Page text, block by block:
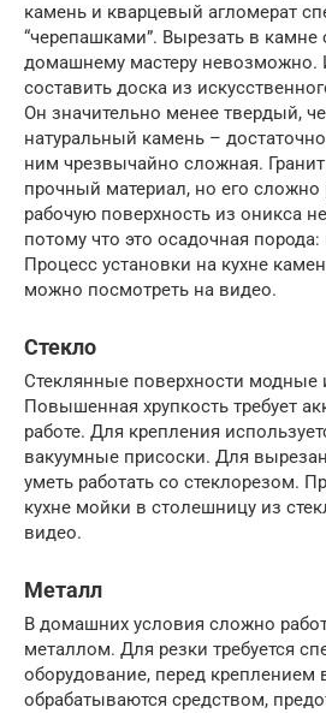
камень и кварцевый агломерат
“черепашками”. Вырезать в камне
домашнему мастеру
составить доска из
Он значительно менее твердый,
натуральный камень –
ним чрезвычайно сложная.
прочный материал, но его сложно
рабочую поверхность из оникса
потому что это осадочная порода:
Процесс установки на кухне
можно посмотреть на видео.
Стекло
Стеклянные поверхности модные
Повышенная хрупкость требует
работе. Для крепления
вакуумные присоски. Для
уметь работать со стеклорезом.
кухне мойки в столешницу из
видео.
Металл
В домашних условия сложно
металлом. Для резки требуется
оборудование, перед креплением
обрабатываются средством,